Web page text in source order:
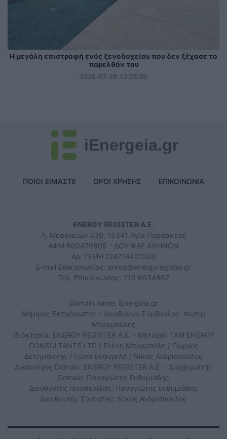
Η μεγάλη επιστροφή ενός ξενοδοχείου που δεν ξέχασε το
παρελθόν του
2026-07-29 12:25:00
iEnergeia.gr
ΠΟΙΟΙ ΕΙΜΑΣΤΕ ΟΡΟΙ ΧΡΗΣΗΣ ΕΠΙΚΟΙΝΩΝΙΑ
ENERGY REGISTER Α.Ε.
Λ. Μεσογείων 336, 15341 Αγία Παρασκευή
ΑΦΜ 800479805 - ΔΟΥ ΦΑΕ ΑΘΗΝΩΝ
Αρ. ΓΕΜΗ 124714401000
E-mail Επικοινωνίας: enreg@energyregister.gr
Τηλ. Επικοινωνίας: 210 6534882
Domain name: iEnergeia.gr
Νόμιμος Εκπρόσωπος - Διευθύνων Σύμβουλος: Φώτης
Μπορμπόλης
Ιδιοκτησία: ENERGY REGISTER Α.Ε. - Μέτοχοι: TAM ENERGY
CONSULTANTS LTD / Ελένη Μπορμπόλη / Γιώργος
Δεληγιάννης / Γιώτα Ευαγγελή / Νίκος Ανδριόπουλος
Δικαιούχος Domain: ENERGY REGISTER Α.Ε. - Διαχειριστής
Domain: Παναγιώτης Ευθυμιάδης
Διευθυντής Ιστοσελίδας: Παναγιώτης Ευθυμιάδης
Διευθυντής Σύνταξης: Νίκος Ανδριόπουλος